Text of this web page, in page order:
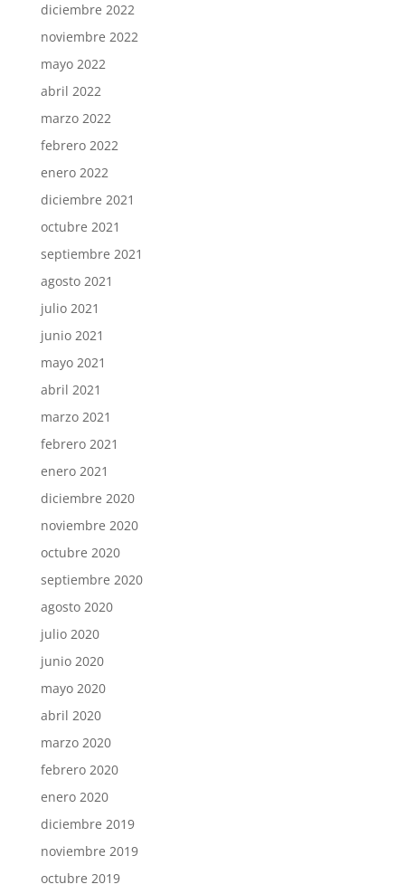
diciembre 2022
noviembre 2022
mayo 2022
abril 2022
marzo 2022
febrero 2022
enero 2022
diciembre 2021
octubre 2021
septiembre 2021
agosto 2021
julio 2021
junio 2021
mayo 2021
abril 2021
marzo 2021
febrero 2021
enero 2021
diciembre 2020
noviembre 2020
octubre 2020
septiembre 2020
agosto 2020
julio 2020
junio 2020
mayo 2020
abril 2020
marzo 2020
febrero 2020
enero 2020
diciembre 2019
noviembre 2019
octubre 2019